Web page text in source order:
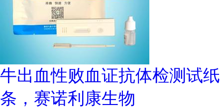
牛出血性败血证抗体检测试纸
条，赛诺利康生物